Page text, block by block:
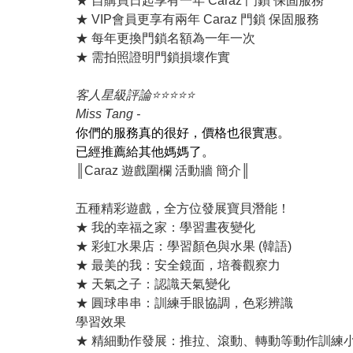
★ VIP會員更享有兩年 Caraz 門鎖 保固服務
★ 每年更換門鎖名額為一年一次
★ 需拍照證明門鎖損壞作實
客人星級評論⭐️⭐️⭐️⭐️⭐️
Miss Tang -
你們的服務真的很好，價格也很實惠。
已經推薦給其他媽媽了。
║Caraz 遊戲圍欄 活動牆 簡介║
五種精彩遊戲，全方位發展寶貝潛能！
★ 我的幸福之家：學習晝夜變化
★ 彩虹水果店：學習顏色與水果 (韓語)
★ 最美的我：安全鏡面，培養觀察力
★ 天氣之子：認識天氣變化
★ 圓球串串：訓練手眼協調，色彩辨識
學習效果
★ 精細動作發展：推拉、滾動、轉動等動作訓練